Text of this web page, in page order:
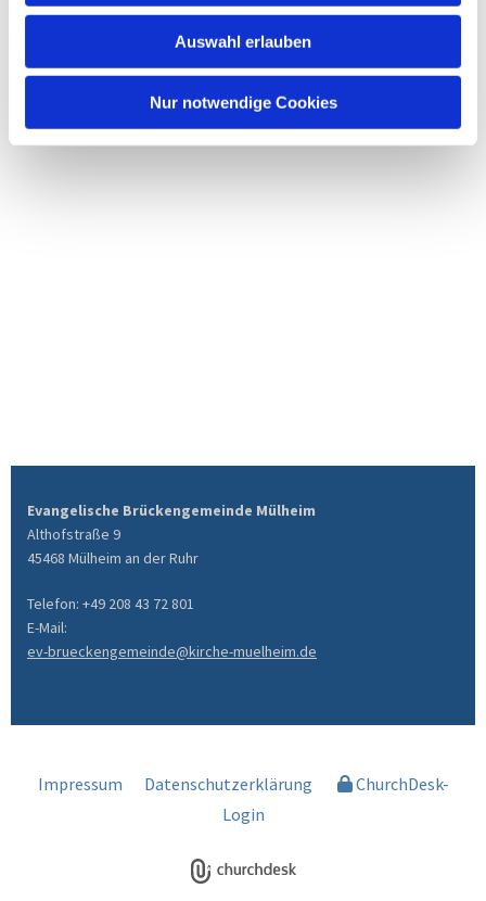
Auswahl erlauben
Nur notwendige Cookies
Evangelische Brückengemeinde Mülheim
Althofstraße 9
45468 Mülheim an der Ruhr
Telefon: +49 208 43 72 801
E-Mail:
ev-brueckengemeinde@kirche-muelheim.de
Impressum Datenschutzerklärung
ChurchDesk-
Login